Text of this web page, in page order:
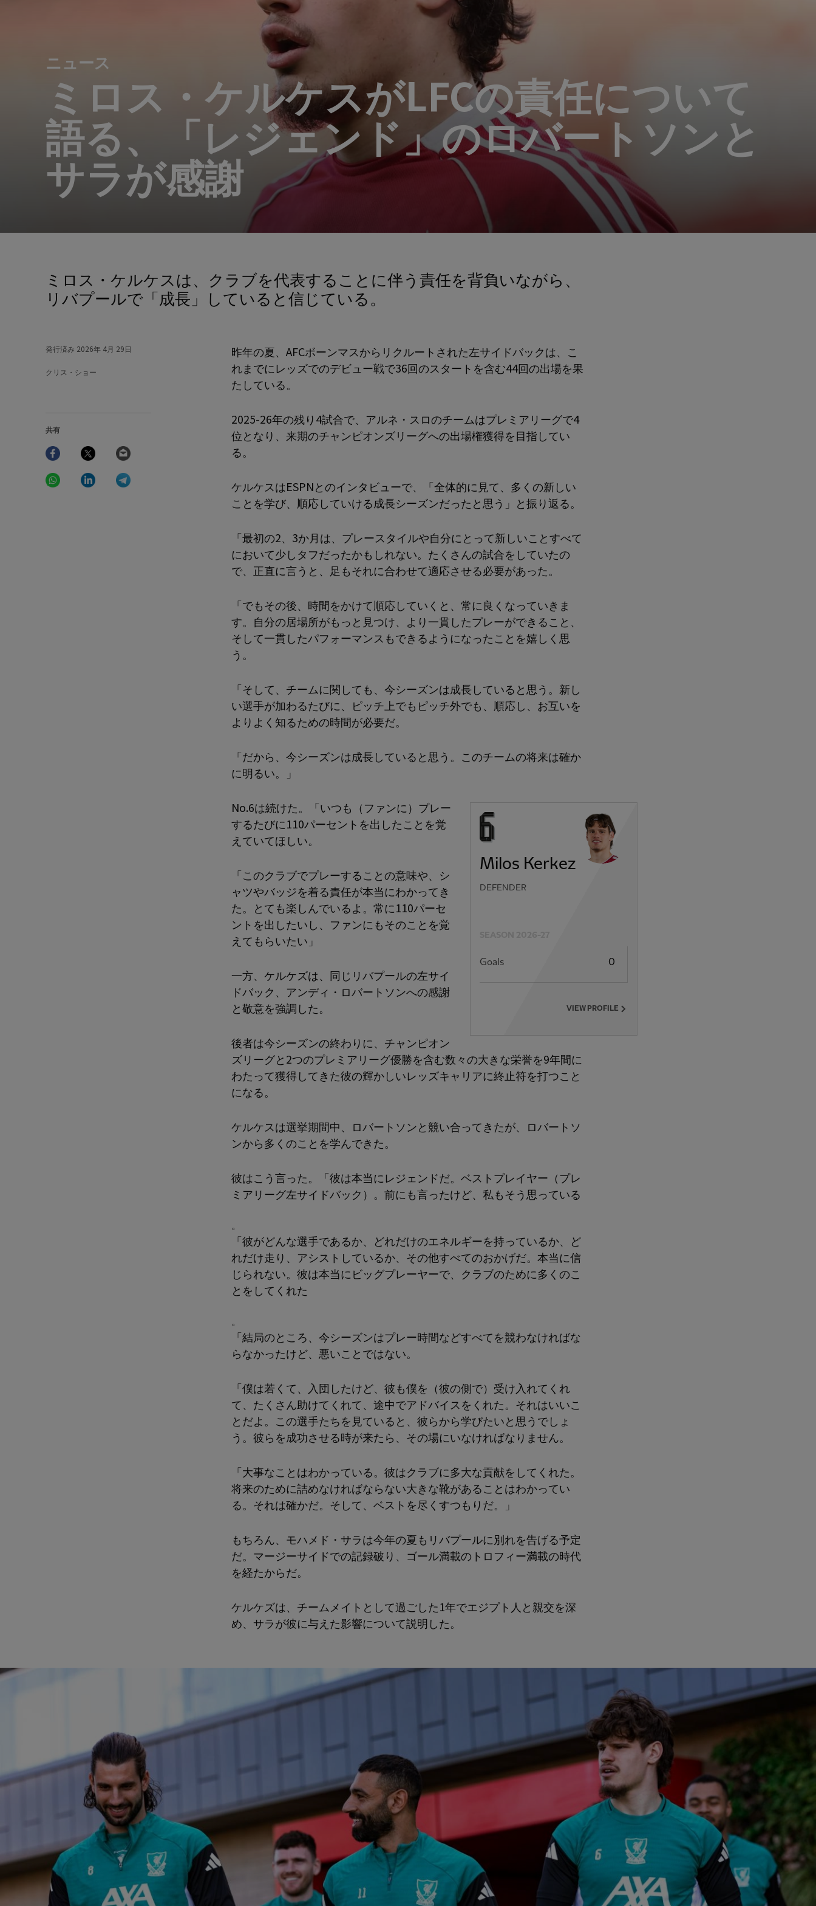
ニュース
ミロス・ケルケスがLFCの責任について
語る、「レジェンド」のロバートソンと
サラが感謝
発行済み 2026年 4月 29日
クリス・ショー
共有
Facebook Twitter
WhatsAppLinkedIn
ミロス・ケルケスは、クラブを代表することに伴う責任を背負いながら、
リバプールで「成長」していると信じている。
昨年の夏、AFCボーンマスからリクルートされた左サイドバックは、こ
れまでにレッズでのデビュー戦で36回のスタートを含む44回の出場を果
たしている。
2025-26年の残り4試合で、アルネ・スロのチームはプレミアリーグで4
位となり、来期のチャンピオンズリーグへの出場権獲得を目指してい
る。
ケルケスはESPNとのインタビューで、「全体的に見て、多くの新しい
ことを学び、順応していける成長シーズンだったと思う」と振り返る。
「最初の2、3か月は、プレースタイルや自分にとって新しいことすべて
において少しタフだったかもしれない。たくさんの試合をしていたの
で、正直に言うと、足もそれに合わせて適応させる必要があった。
「でもその後、時間をかけて順応していくと、常に良くなっていきま
す。自分の居場所がもっと見つけ、より一貫したプレーができること、
そして一貫したパフォーマンスもできるようになったことを嬉しく思
う。
「そして、チームに関しても、今シーズンは成長していると思う。新し
い選手が加わるたびに、ピッチ上でもピッチ外でも、順応し、お互いを
よりよく知るための時間が必要だ。
「だから、今シーズンは成長していると思う。このチームの将来は確か
に明るい。」
Milos Kerkez
DEFENDER
Goals 0
VIEW PROFILE
No.6は続けた。「いつも（ファンに）プレー
するたびに110パーセントを出したことを覚
えていてほしい。
「このクラブでプレーすることの意味や、シ
ャツやバッジを着る責任が本当にわかってき
た。とても楽しんでいるよ。常に110パーセ
ントを出したいし、ファンにもそのことを覚
えてもらいたい」
一方、ケルケズは、同じリバプールの左サイ
ドバック、アンディ・ロバートソンへの感謝
と敬意を強調した。
後者は今シーズンの終わりに、チャンピオン
ズリーグと2つのプレミアリーグ優勝を含む数々の大きな栄誉を9年間に
わたって獲得してきた彼の輝かしいレッズキャリアに終止符を打つこと
になる。
ケルケスは選挙期間中、ロバートソンと競い合ってきたが、ロバートソ
ンから多くのことを学んできた。
彼はこう言った。「彼は本当にレジェンドだ。ベストプレイヤー（プレ
ミアリーグ左サイドバック）。前にも言ったけど、私もそう思っている
。
「彼がどんな選手であるか、どれだけのエネルギーを持っているか、ど
れだけ走り、アシストしているか、その他すべてのおかげだ。本当に信
じられない。彼は本当にビッグプレーヤーで、クラブのために多くのこ
とをしてくれた
。
「結局のところ、今シーズンはプレー時間などすべてを競わなければな
らなかったけど、悪いことではない。
「僕は若くて、入団したけど、彼も僕を（彼の側で）受け入れてくれ
て、たくさん助けてくれて、途中でアドバイスをくれた。それはいいこ
とだよ。この選手たちを見ていると、彼らから学びたいと思うでしょ
う。彼らを成功させる時が来たら、その場にいなければなりません。
「大事なことはわかっている。彼はクラブに多大な貢献をしてくれた。
将来のために詰めなければならない大きな靴があることはわかってい
る。それは確かだ。そして、ベストを尽くすつもりだ。」
もちろん、モハメド・サラは今年の夏もリバプールに別れを告げる予定
だ。マージーサイドでの記録破り、ゴール満載のトロフィー満載の時代
を経たからだ。
ケルケズは、チームメイトとして過ごした1年でエジプト人と親交を深
め、サラが彼に与えた影響について説明した。